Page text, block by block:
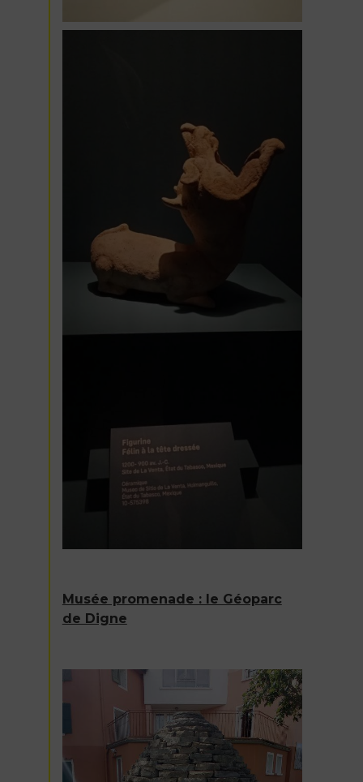
Musée promenade : le Géoparc
de Digne